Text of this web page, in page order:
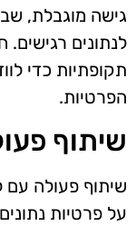
גישה מוגבלת,
לנתונים רגישים.
תקופתיות כדי
הפרטיות.
שיתוף
שיתוף פעולה עם
על פרטיות